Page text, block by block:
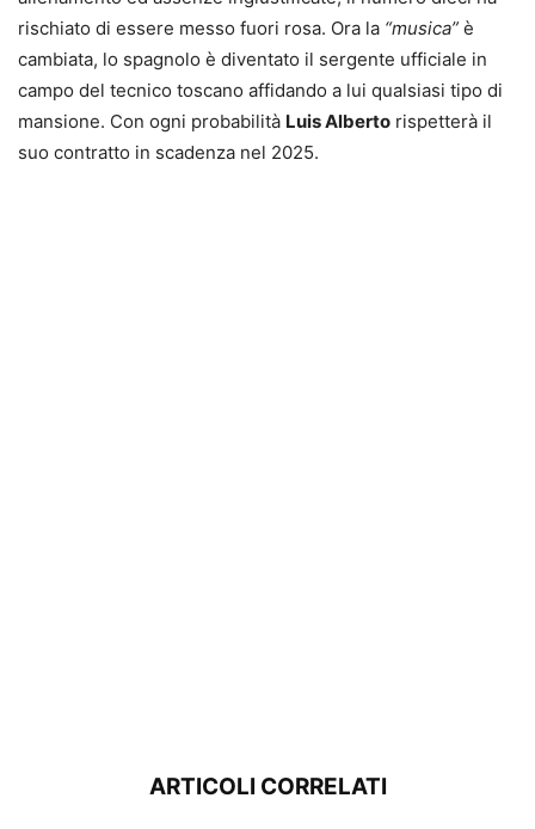
rischiato di essere messo fuori rosa. Ora la “musica” è
cambiata, lo spagnolo è diventato il sergente ufficiale in
campo del tecnico toscano affidando a lui qualsiasi tipo di
mansione. Con ogni probabilità Luis Alberto rispetterà il
suo contratto in scadenza nel 2025.
ARTICOLI CORRELATI